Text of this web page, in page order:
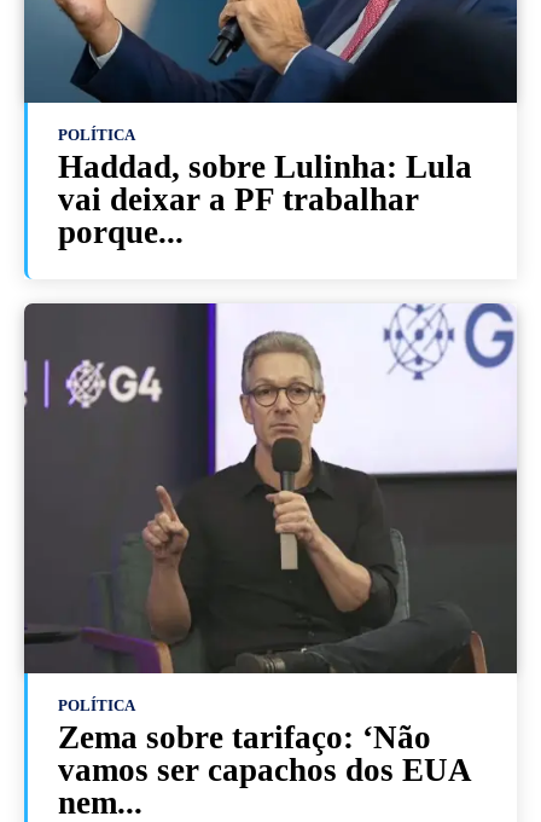
POLÍTICA
Haddad, sobre Lulinha: Lula
vai deixar a PF trabalhar
porque...
POLÍTICA
Zema sobre tarifaço: ‘Não
vamos ser capachos dos EUA
nem...